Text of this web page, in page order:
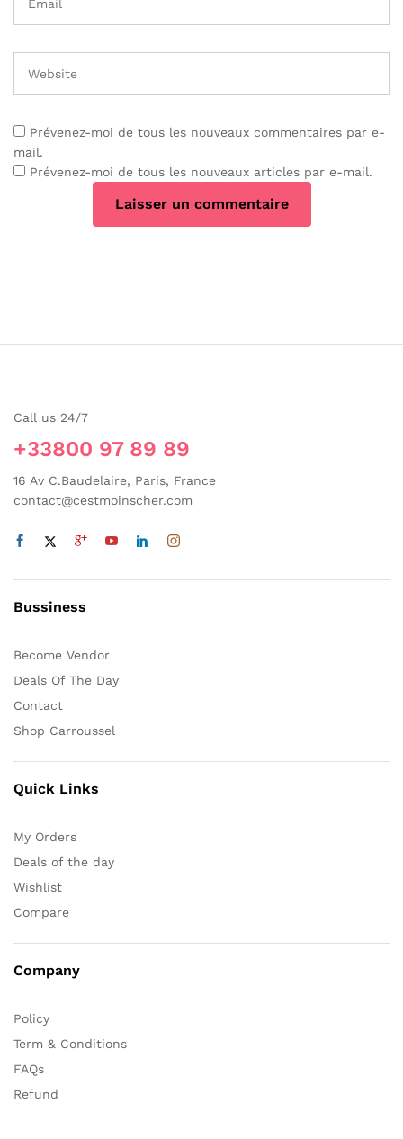
Prévenez-moi de tous les nouveaux commentaires par e-
mail.
Prévenez-moi de tous les nouveaux articles par e-mail.
Call us 24/7
+33800 97 89 89
16 Av C.Baudelaire, Paris, France
contact@cestmoinscher.com
Bussiness
Become Vendor
Deals Of The Day
Contact
Shop Carroussel
Quick Links
My Orders
Deals of the day
Wishlist
Compare
Company
Policy
Term & Conditions
FAQs
Refund